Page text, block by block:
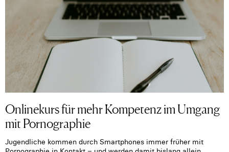
Onlinekurs für mehr Kompetenz im Umgang
mit Pornographie
Jugendliche kommen durch Smartphones immer früher mit